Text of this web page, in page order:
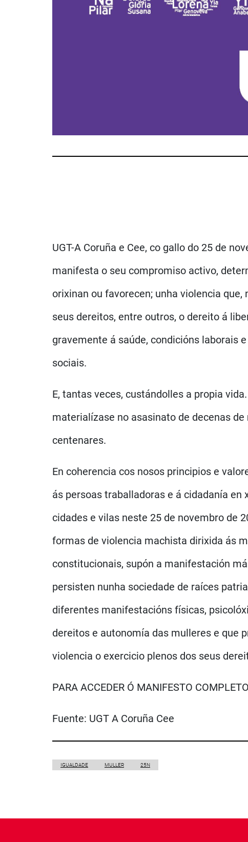
UGT-A Coruña e Cee, co gallo do 25 de
manifesta o seu compromiso activo,
orixinan ou favorecen; unha violencia
seus dereitos, entre outros, o dereito á
gravemente á saúde, condicións laborais
sociais.
E, tantas veces, custándolles a propia
materialízase no asasinato de decenas
centenares.
En coherencia cos nosos principios e
ás persoas traballadoras e á cidadanía
cidades e vilas neste 25 de novembro de
formas de violencia machista dirixida ás
constitucionais, supón a manifestación
persisten nunha sociedade de raíces
diferentes manifestacións físicas,
dereitos e autonomía das mulleres e que
violencia o exercicio plenos dos seus
PARA ACCEDER Ó MANIFESTO
Fuente: UGT A Coruña Cee
IGUALDADE MULLER 25N